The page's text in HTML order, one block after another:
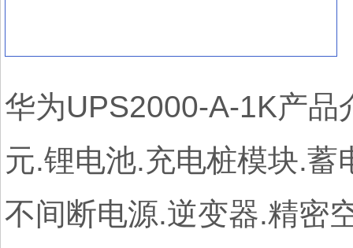
华为UPS2000-A-1K产品
元.锂电池.充电桩模块.
不间断电源.逆变器.精密